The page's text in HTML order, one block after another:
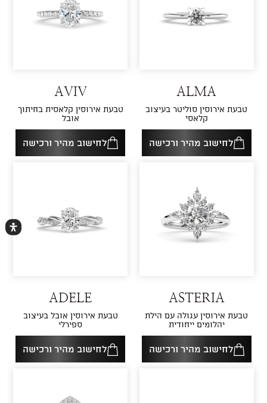
ALMA
טבעת אירוסין סוליטר בעיצוב
קלאסי
לחישוב מהיר ורכישה
AVIV
טבעת אירוסין קלאסית בחיתוך
אובל
לחישוב מהיר ורכישה
ASTERIA
טבעת אירוסין עגולה עם הילת
יהלומים ייחודית
לחישוב מהיר ורכישה
ADELE
טבעת אירוסין אובל בעיצוב
ספירלי
לחישוב מהיר ורכישה